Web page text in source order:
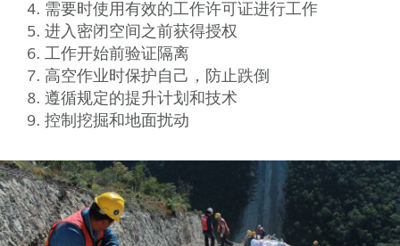
需要时使用有效的工作许可证进行工作
进入密闭空间之前获得授权
工作开始前验证隔离
高空作业时保护自己，防止跌倒
遵循规定的提升计划和技术
控制挖掘和地面扰动